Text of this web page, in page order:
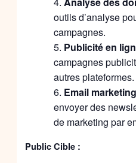
outils d’analyse
campagnes.
Publicité en
campagnes
autres plateformes.
Email marketing
envoyer des
de marketing par
Public Cible :